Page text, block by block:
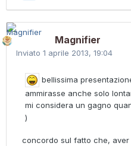
Magnifier
Inviato 1 aprile 2013, 19:04
bellissima
ammirasse anche solo
mi considera un gagno
)
concordo sul fatto che,